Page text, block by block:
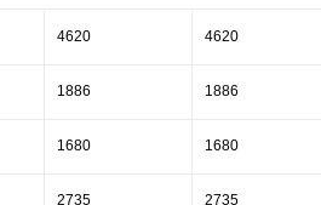
4620 4620
1886 1886
1680 1680
2735 2735